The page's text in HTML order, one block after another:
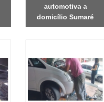
automotiva a
domicílio Sumaré